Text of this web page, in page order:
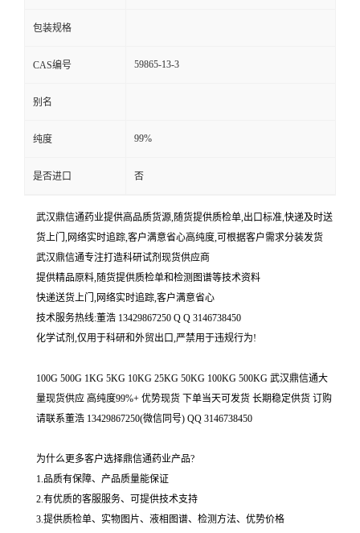
包装规格
CAS编号 59865-13-3
别名
纯度 99%
是否进口 否
武汉鼎信通药业提供高品质货源,随货提供质检单,出口标准,快递及时送
货上门,网络实时追踪,客户满意省心高纯度,可根据客户需求分装发货
武汉鼎信通专注打造科研试剂现货供应商
提供精品原料,随货提供质检单和检测图谱等技术资料
快递送货上门,网络实时追踪,客户满意省心
技术服务热线:董浩 13429867250 Q Q 3146738450
化学试剂,仅用于科研和外贸出口,严禁用于违规行为!
100G 500G 1KG 5KG 10KG 25KG 50KG 100KG 500KG 武汉鼎信通大
量现货供应 高纯度99%+ 优势现货 下单当天可发货 长期稳定供货 订购
请联系董浩 13429867250(微信同号) QQ 3146738450
为什么更多客户选择鼎信通药业产品?
1.品质有保障、产品质量能保证
2.有优质的客服服务、可提供技术支持
3.提供质检单、实物图片、液相图谱、检测方法、优势价格